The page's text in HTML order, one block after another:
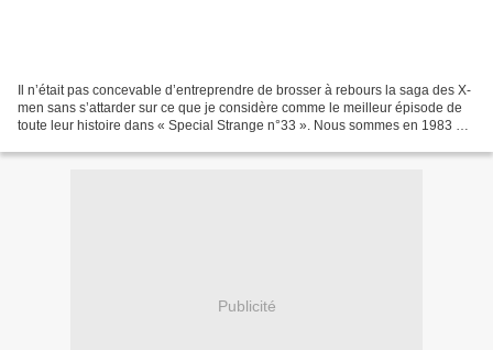
Il n’était pas concevable d’entreprendre de brosser à rebours la saga des X-
men sans s’attarder sur ce que je considère comme le meilleur épisode de
toute leur histoire dans « Special Strange n°33 ». Nous sommes en 1983 et
Publicité